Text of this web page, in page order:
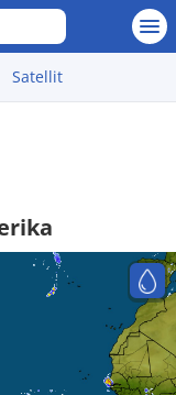
Satellit